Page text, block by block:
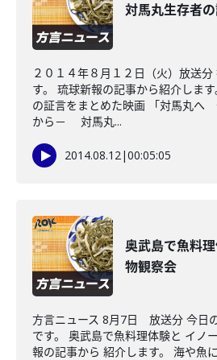
対馬丸生存者
２０１４年８月１２日（火）放送
す。 琉球新報の記事から紹介しま
の証言をまとめた映画 「対馬丸へ
から－ 対馬丸...
2014.08.12|00:05:05
奥武島で魚料
物観察会
方言ニュース 8月7日 放送分 今日
です。 奥武島で魚料理体験と イノ
報の記事から 紹介します。 海や魚